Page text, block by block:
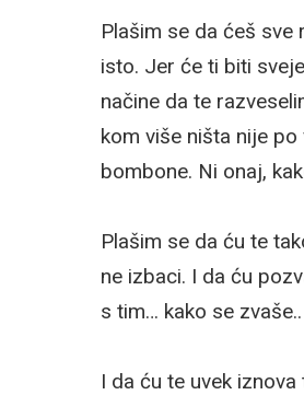
Plašim se da ćeš
isto. Jer će ti biti
načine da te
kom više ništa nije
bombone. Ni onaj,
Plašim se da ću te
ne izbaci. I da ću
s tim… kako se
I da ću te uvek